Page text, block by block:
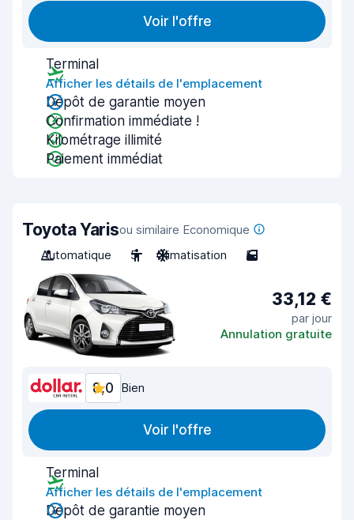
Voir l'offre
Terminal
Afficher les détails de l'emplacement
Dépôt de garantie moyen
Confirmation immédiate !
Kilométrage illimité
Paiement immédiat
Toyota Yarisou similaire Economique
Automatique
5 Climatisation 5
33,12 €
par jour
Annulation gratuite
8,0 Bien
Voir l'offre
Terminal
Afficher les détails de l'emplacement
Dépôt de garantie moyen